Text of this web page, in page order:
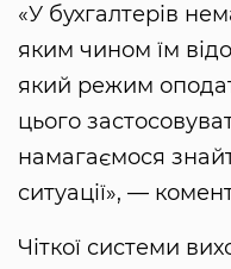
«У бухгалтерів
яким чином їм
який режим
цього
намагаємося
ситуації», —
Чіткої системи